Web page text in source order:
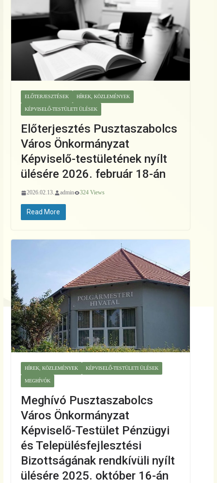
ELŐTERJESZTÉSEK HÍREK, KÖZLEMÉNYEK
KÉPVISELŐ-TESTÜLETI ÜLÉSEK
Előterjesztés Pusztaszabolcs
Város Önkormányzat
Képviselő-testületének nyílt
ülésére 2026. február 18-án
2026.02.13. admin 324 Views
Read More
HÍREK, KÖZLEMÉNYEK KÉPVISELŐ-TESTÜLETI ÜLÉSEK
MEGHÍVÓK
Meghívó Pusztaszabolcs
Város Önkormányzat
Képviselő-Testület Pénzügyi
és Településfejlesztési
Bizottságának rendkívüli nyílt
ülésére 2025. október 16-án